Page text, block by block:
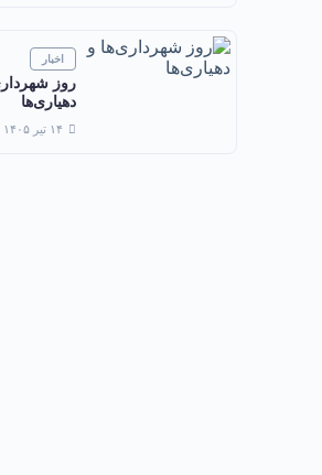
اخبار
روز
دهیاری‌ها
۱۴ تیر ۱۴۰۵